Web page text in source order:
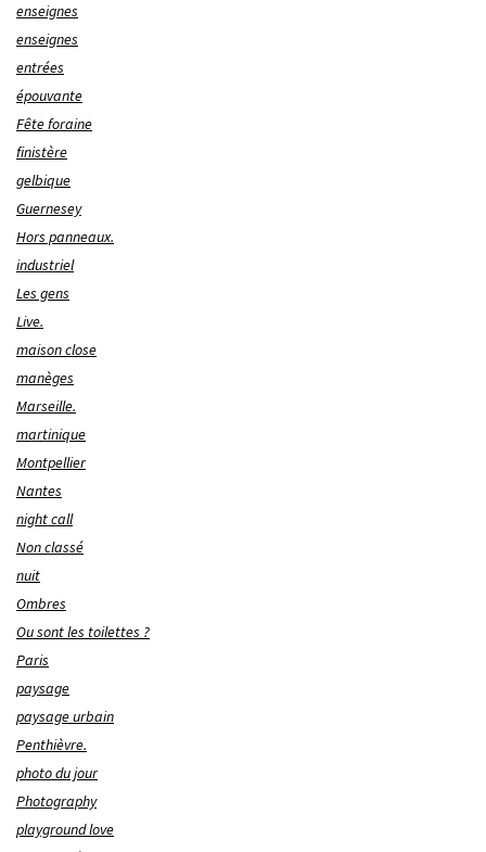
enseignes
enseignes
entrées
épouvante
Fête foraine
finistère
gelbique
Guernesey
Hors panneaux.
industriel
Les gens
Live.
maison close
manèges
Marseille.
martinique
Montpellier
Nantes
night call
Non classé
nuit
Ombres
Ou sont les toilettes ?
Paris
paysage
paysage urbain
Penthièvre.
photo du jour
Photography
playground love